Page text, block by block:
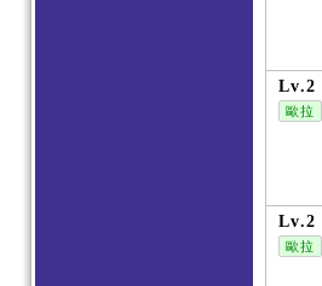
Lv.2
歐拉
Lv.2
歐拉